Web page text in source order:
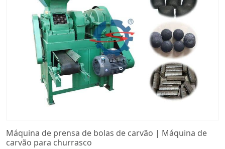
Máquina de prensa de bolas de carvão | Máquina de
carvão para churrasco